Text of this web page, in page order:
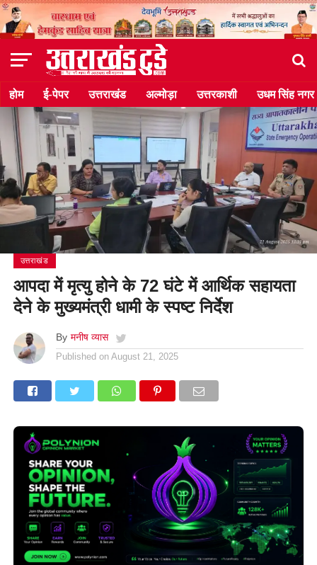
होम ई-पेपर उत्तराखंड अल्मोड़ा उत्तरकाशी उधम सिंह नगर
उत्तराखंड
आपदा में मृत्यु होने के 72 घंटे में आर्थिक सहायता
देने के मुख्यमंत्री धामी के स्पष्ट निर्देश
By मनीष व्यास
Published on August 21, 2025